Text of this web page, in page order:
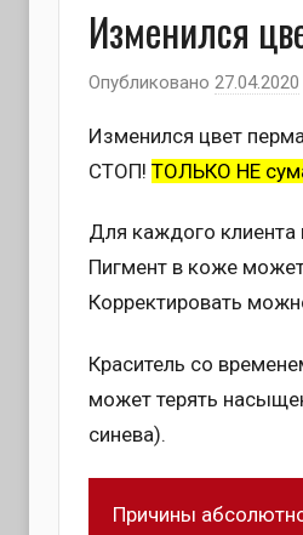
Изменился
Опубликовано 27.04.2020
Изменился цвет
СТОП! ТОЛЬКО НЕ
Для каждого клиента
Пигмент в коже
Корректировать
Краситель со
может терять
синева).
Причины